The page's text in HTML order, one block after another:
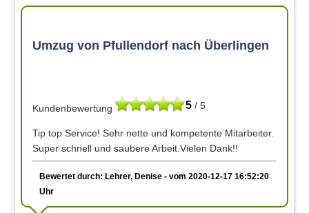
Umzug von Pfullendorf nach Überlingen
5 / 5
Kundenbewertung
Tip top Service! Sehr nette und kompetente Mitarbeiter.
Super schnell und saubere Arbeit.Vielen Dank!!
Bewertet durch: Lehrer, Denise - vom 2020-12-17 16:52:20
Uhr